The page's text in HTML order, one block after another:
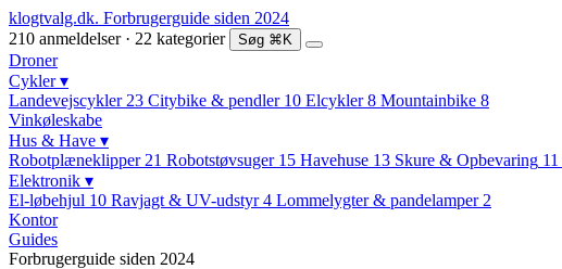
klogtvalg.dk. Forbrugerguide siden 2024
210 anmeldelser · 22 kategorier
Søg ⌘K
Droner
Cykler▾
Landevejscykler 23 Citybike & pendler 10 Elcykler 8 Mountainbike 8
Vinkøleskabe
Hus & Have ▾
Robotplæneklipper 21 Robotstøvsuger 15 Havehuse 13 Skure & Opbevaring 11
Elektronik ▾
El-løbehjul 10 Ravjagt & UV-udstyr 4 Lommelygter & pandelamper 2
Kontor
Guides
Forbrugerguide siden 2024